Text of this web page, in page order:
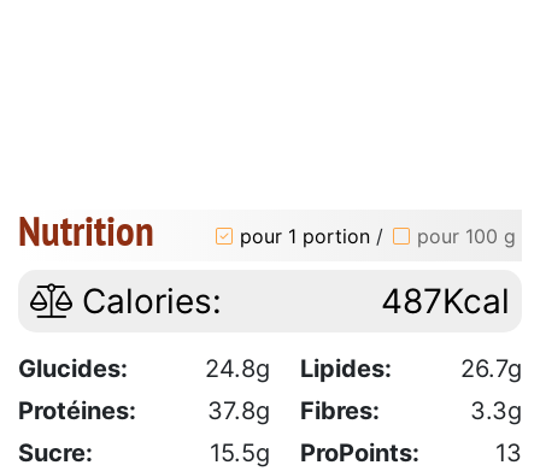
Nutrition pour 1 portion / pour 100 g
Calories: 487Kcal
Glucides: 24.8g Lipides:
26.7g
Protéines:
37.8g Fibres:
3.3g
Sucre:
15.5g ProPoints: 13